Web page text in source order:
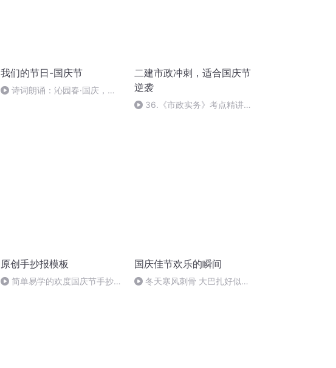
我们的节日-国庆节
诗词朗诵：沁园春·国庆，朗
二建市政冲刺，适合国庆节
逆袭
36.《市政实务》考点精讲第
原创手抄报模板
简单易学的欢度国庆节手抄报
国庆佳节欢乐的瞬间
冬天寒风刺骨 大巴扎好似温